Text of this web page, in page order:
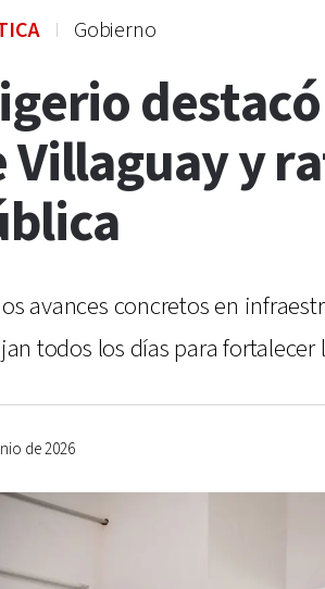
Gobierno
Villaguay y
avances concretos en
todos los días para
de 2026